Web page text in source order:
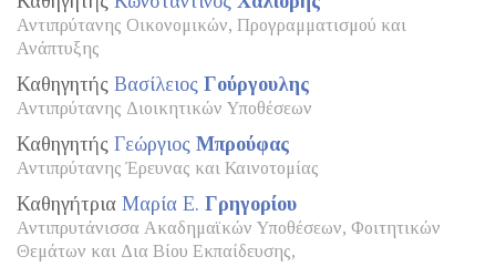
Αντιπρύτανης Οικονομικών, Προγραμματισμού και
Ανάπτυξης
Καθηγητής Βασίλειος Γούργουλης
Αντιπρύτανης Διοικητικών Υποθέσεων
Καθηγητής Γεώργιος Μπρούφας
Αντιπρύτανης Έρευνας και Καινοτομίας
Καθηγήτρια Μαρία Ε. Γρηγορίου
Αντιπρυτάνισσα Ακαδημαϊκών Υποθέσεων, Φοιτητικών
Θεμάτων και Δια Βίου Εκπαίδευσης,